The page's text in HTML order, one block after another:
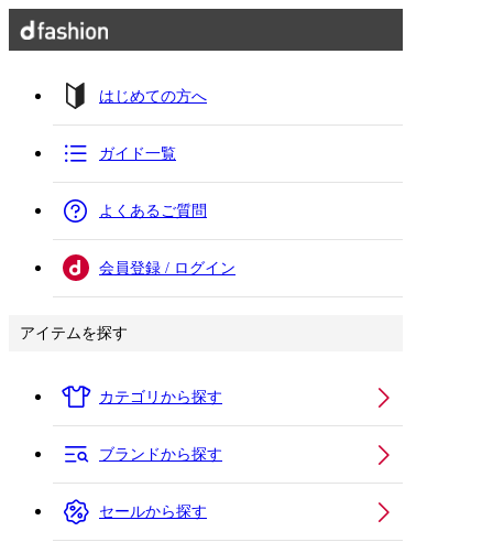
はじめての方へ
ガイド一覧
よくあるご質問
会員登録 / ログイン
アイテムを探す
カテゴリから探す
ブランドから探す
セールから探す